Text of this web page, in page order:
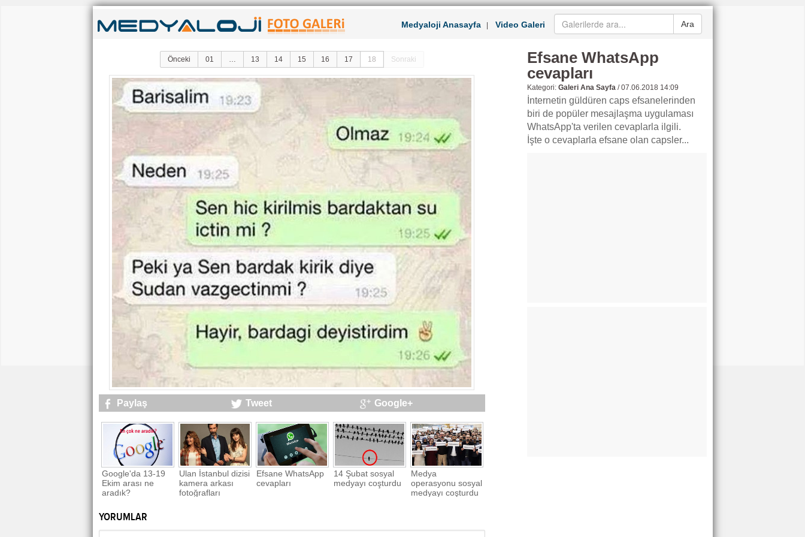
Ara
Medyaloji Anasayfa| Video Galeri
Önceki 01 … 13 14 15 16 17 18 Sonraki
Paylaş Tweet Google+
Google'da 13-19
Ekim arası ne
aradık?
Ulan İstanbul dizisi
kamera arkası
fotoğrafları
Efsane WhatsApp
cevapları
14 Şubat sosyal
medyayı coşturdu
Medya
operasyonu sosyal
medyayı coşturdu
YORUMLAR
Efsane WhatsApp
cevapları
Kategori: Galeri Ana Sayfa/07.06.2018 14:09
İnternetin güldüren caps efsanelerinden
biri de popüler mesajlaşma uygulaması
WhatsApp'ta verilen cevaplarla ilgili.
İşte o cevaplarla efsane olan capsler...